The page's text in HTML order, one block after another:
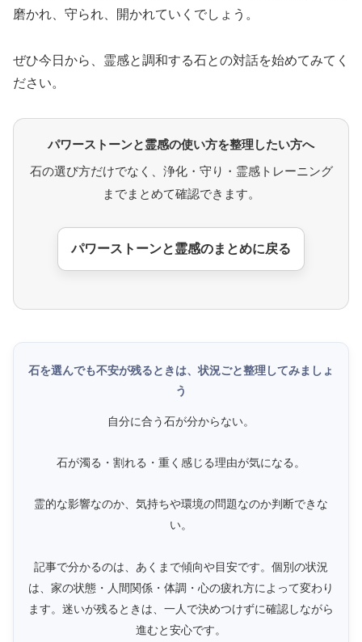
磨かれ、守られ、開かれていくでしょう。
ぜひ今日から、霊感と調和する石との対話を始めてみてく
ださい。
パワーストーンと霊感の使い方を整理したい方へ
石の選び方だけでなく、浄化・守り・霊感トレーニング
までまとめて確認できます。
パワーストーンと霊感のまとめに戻る
石を選んでも不安が残るときは、状況ごと整理してみましょ
う
自分に合う石が分からない。
石が濁る・割れる・重く感じる理由が気になる。
霊的な影響なのか、気持ちや環境の問題なのか判断できな
い。
記事で分かるのは、あくまで傾向や目安です。個別の状況
は、家の状態・人間関係・体調・心の疲れ方によって変わり
ます。迷いが残るときは、一人で決めつけずに確認しながら
進むと安心です。